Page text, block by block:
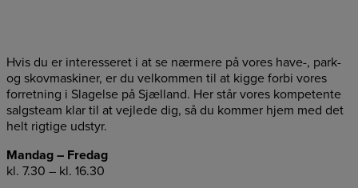
Hvis du er interesseret i at se nærmere på vores have-, park-
og skovmaskiner, er du velkommen til at kigge forbi vores
forretning i Slagelse på Sjælland. Her står vores kompetente
salgsteam klar til at vejlede dig, så du kommer hjem med det
helt rigtige udstyr.
Mandag – Fredag
kl. 7.30 – kl. 16.30